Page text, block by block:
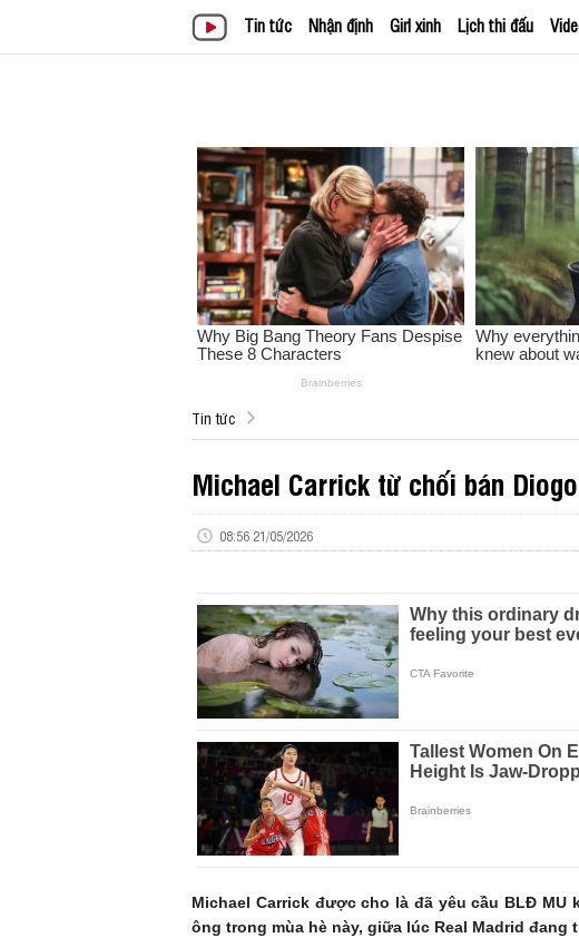
Tin tức Nhận định Girl xinh Lịch thi đấu
Tin tức
Michael Carrick từ chối bán
08:56 21/05/2026
Michael Carrick được cho là đã yêu cầu BLĐ
ông trong mùa hè này, giữa lúc Real Madrid